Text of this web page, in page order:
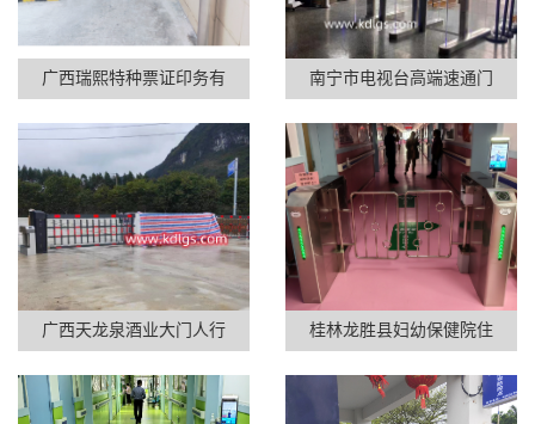
广西瑞熙特种票证印务有 南宁市电视台高端速通门
广西天龙泉酒业大门人行 桂林龙胜县妇幼保健院住